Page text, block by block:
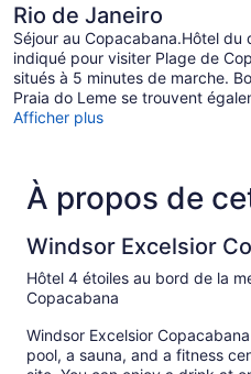
Rio de Janeiro
Séjour au Copacabana.Hôtel
indiqué pour visiter Plage de
situés à 5 minutes de marche.
Praia do Leme se trouvent
Afficher plus
À propos de
Windsor Excelsior
Hôtel 4 étoiles au bord de la
Copacabana
Windsor Excelsior
pool, a sauna, and a fitness